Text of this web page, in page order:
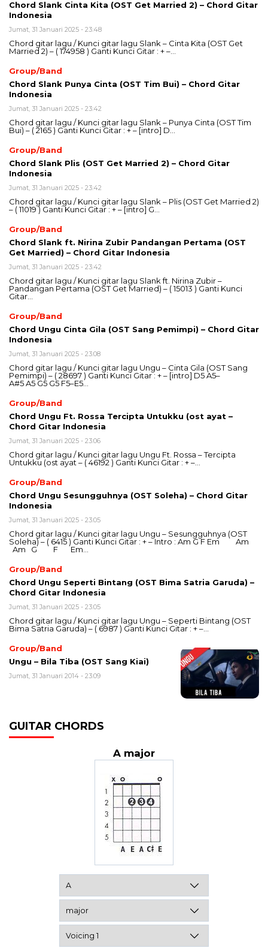
Chord Slank Cinta Kita (OST Get Married 2) – Chord Gitar
Indonesia
Jumat, 31 Januari 2025 - 23:48
Chord gitar lagu / Kunci gitar lagu Slank – Cinta Kita (OST Get
Married 2) – ( 174958 ) Ganti Kunci Gitar : + –…
Group/Band
Chord Slank Punya Cinta (OST Tim Bui) – Chord Gitar
Indonesia
Jumat, 31 Januari 2025 - 23:42
Chord gitar lagu / Kunci gitar lagu Slank – Punya Cinta (OST Tim
Bui) – ( 2165 ) Ganti Kunci Gitar : + – [intro] D…
Group/Band
Chord Slank Plis (OST Get Married 2) – Chord Gitar
Indonesia
Jumat, 31 Januari 2025 - 23:42
Chord gitar lagu / Kunci gitar lagu Slank – Plis (OST Get Married 2)
– ( 11019 ) Ganti Kunci Gitar : + – [intro] G…
Group/Band
Chord Slank ft. Nirina Zubir Pandangan Pertama (OST
Get Married) – Chord Gitar Indonesia
Jumat, 31 Januari 2025 - 23:42
Chord gitar lagu / Kunci gitar lagu Slank ft. Nirina Zubir –
Pandangan Pertama (OST Get Married) – ( 15013 ) Ganti Kunci
Gitar…
Group/Band
Chord Ungu Cinta Gila (OST Sang Pemimpi) – Chord Gitar
Indonesia
Jumat, 31 Januari 2025 - 23:08
Chord gitar lagu / Kunci gitar lagu Ungu – Cinta Gila (OST Sang
Pemimpi) – ( 28697 ) Ganti Kunci Gitar : + – [intro] D5 A5–
A#5 A5 G5 G5 F5–E5…
Group/Band
Chord Ungu Ft. Rossa Tercipta Untukku (ost ayat –
Chord Gitar Indonesia
Jumat, 31 Januari 2025 - 23:06
Chord gitar lagu / Kunci gitar lagu Ungu Ft. Rossa – Tercipta
Untukku (ost ayat – ( 46192 ) Ganti Kunci Gitar : + –…
Group/Band
Chord Ungu Sesungguhnya (OST Soleha) – Chord Gitar
Indonesia
Jumat, 31 Januari 2025 - 23:05
Chord gitar lagu / Kunci gitar lagu Ungu – Sesungguhnya (OST
Soleha) – ( 6415 ) Ganti Kunci Gitar : + – Intro : Am G F Em Am
Am G F Em…
Group/Band
Chord Ungu Seperti Bintang (OST Bima Satria Garuda) –
Chord Gitar Indonesia
Jumat, 31 Januari 2025 - 23:05
Chord gitar lagu / Kunci gitar lagu Ungu – Seperti Bintang (OST
Bima Satria Garuda) – ( 6987 ) Ganti Kunci Gitar : + –…
Group/Band
Ungu – Bila Tiba (OST Sang Kiai)
Jumat, 31 Januari 2014 - 23:09
GUITAR CHORDS
A major